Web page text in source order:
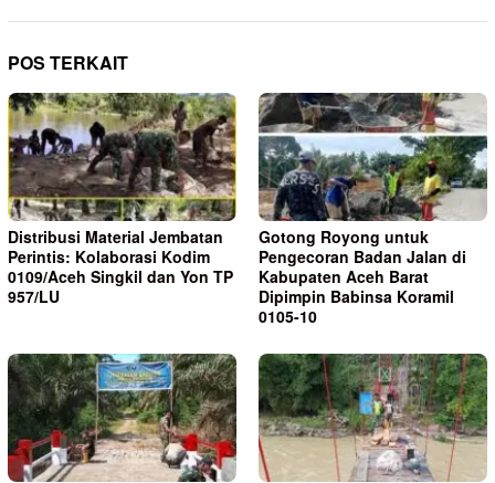
POS TERKAIT
Distribusi Material Jembatan
Perintis: Kolaborasi Kodim
0109/Aceh Singkil dan Yon TP
957/LU
Gotong Royong untuk
Pengecoran Badan Jalan di
Kabupaten Aceh Barat
Dipimpin Babinsa Koramil
0105-10